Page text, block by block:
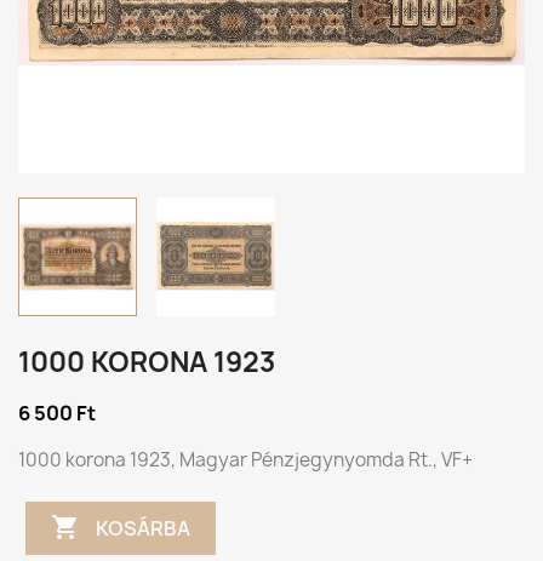
1000 KORONA 1923
6 500 Ft
1000 korona 1923, Magyar Pénzjegynyomda Rt., VF+
 KOSÁRBA